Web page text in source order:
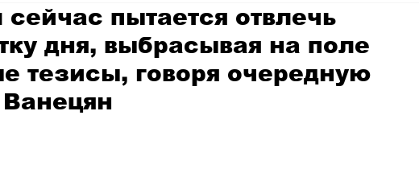
сейчас пытается отвлечь
дня, выбрасывая на поле
тезисы, говоря очередную